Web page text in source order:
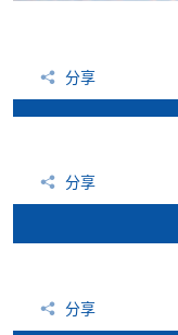
分享
分享
分享